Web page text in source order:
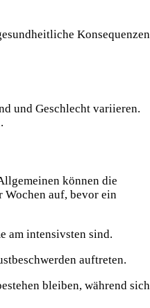
Konsequenzen
und Geschlecht variieren.
können die
Wochen auf, bevor ein
am intensivsten sind.
auftreten.
bleiben, während sich